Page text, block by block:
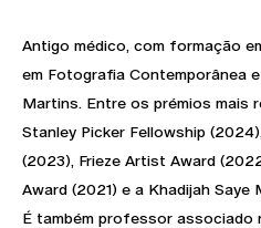
Antigo médico, com formação
em Fotografia Contemporânea
Martins. Entre os prémios mais
Stanley Picker Fellowship
(2023), Frieze Artist Award
Award (2021) e a Khadijah Saye
É também professor associado